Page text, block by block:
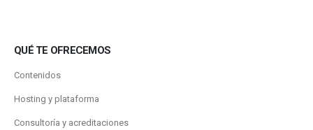
QUÉ TE OFRECEMOS
Contenidos
Hosting y plataforma
Consultoría y acreditaciones